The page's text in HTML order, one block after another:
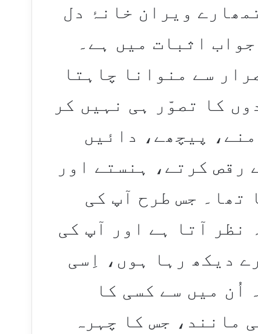
ویران خانۂ دل
اثبات میں ہے۔
سے منوانا چاہتا
کا تصوّر ہی نہیں کر
پیچھے، دائیں
رقص کرتے، ہنستے اور
تھا۔ جس طرح آپ کی
نظر آتا ہے اور آپ کی
دیکھ رہا ہوں، اِسی
اُن میں سے کسی کا
مانند، جس کا چہرہ